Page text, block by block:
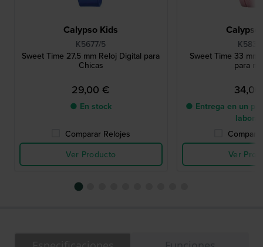
Calypso Kids
K5677/5
Sweet Time 27.5 mm Reloj Digital para
Chicas
29,00 €
● En stock
Comparar Relojes
Ver Producto
Calypso
Sweet Time 33 mm
para
● Entrega en un
Ver